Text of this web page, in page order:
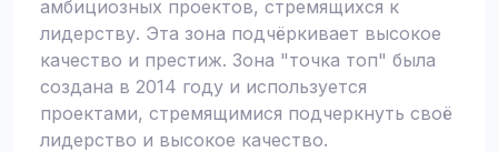
амбициозных проектов, стремящихся к
лидерству. Эта зона подчёркивает высокое
качество и престиж. Зона "точка топ" была
создана в 2014 году и используется
проектами, стремящимися подчеркнуть своё
лидерство и высокое качество.